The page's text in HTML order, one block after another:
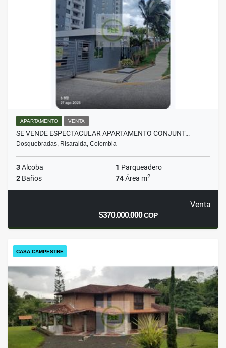
APARTAMENTO VENTA
SE VENDE ESPECTACULAR APARTAMENTO CONJUNT…
Dosquebradas, Risaralda, Colombia
3Alcoba 1 Parqueadero
2 Baños 74Área m2
Venta
$370.000.000COP
CASA CAMPESTRE